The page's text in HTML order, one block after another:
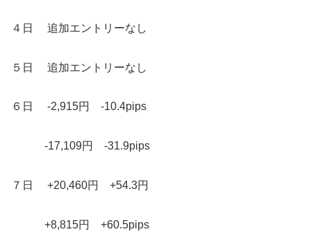
４日 追加エントリーなし
５日 追加エントリーなし
６日 -2,915円 -10.4pips
-17,109円 -31.9pips
７日 +20,460円 +54.3円
+8,815円 +60.5pips